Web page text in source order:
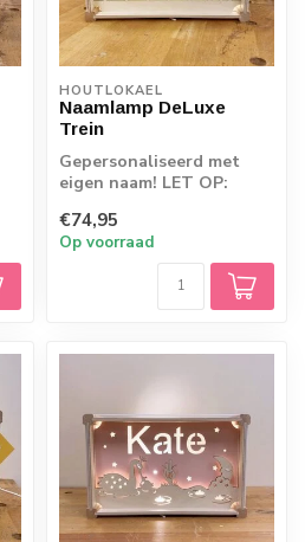
HOUTLOKAEL
Naamlamp DeLuxe
Trein
Gepersonaliseerd met
eigen naam! LET OP:
rechtstreeks vanaf d...
€74,95
Op voorraad